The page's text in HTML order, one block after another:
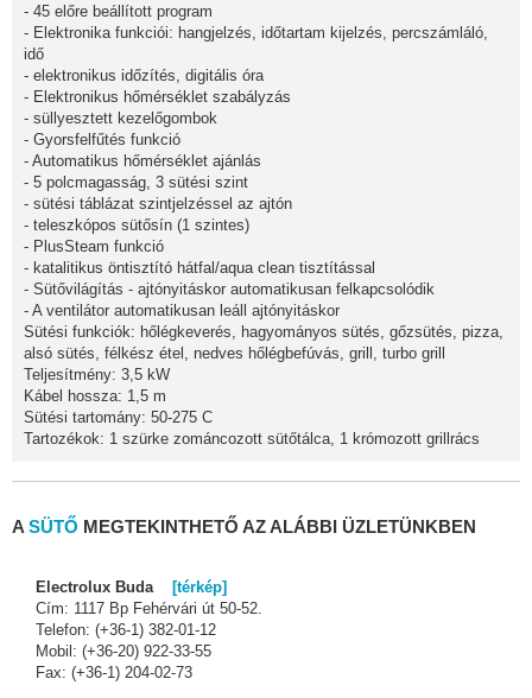
- 45 előre beállított program
- Elektronika funkciói: hangjelzés, időtartam kijelzés, percszámláló,
idő
- elektronikus időzítés, digitális óra
- Elektronikus hőmérséklet szabályzás
- süllyesztett kezelőgombok
- Gyorsfelfűtés funkció
- Automatikus hőmérséklet ajánlás
- 5 polcmagasság, 3 sütési szint
- sütési táblázat szintjelzéssel az ajtón
- teleszkópos sütősín (1 szintes)
- PlusSteam funkció
- katalitikus öntisztító hátfal/aqua clean tisztítással
- Sütővilágítás - ajtónyitáskor automatikusan felkapcsolódik
- A ventilátor automatikusan leáll ajtónyitáskor
Sütési funkciók: hőlégkeverés, hagyományos sütés, gőzsütés, pizza,
alsó sütés, félkész étel, nedves hőlégbefúvás, grill, turbo grill
Teljesítmény: 3,5 kW
Kábel hossza: 1,5 m
Sütési tartomány: 50-275 C
Tartozékok: 1 szürke zománcozott sütőtálca, 1 krómozott grillrács
A SÜTŐ MEGTEKINTHETŐ AZ ALÁBBI ÜZLETÜNKBEN
Electrolux Buda [térkép]
Cím: 1117 Bp Fehérvári út 50-52.
Telefon: (+36-1) 382-01-12
Mobil: (+36-20) 922-33-55
Fax: (+36-1) 204-02-73